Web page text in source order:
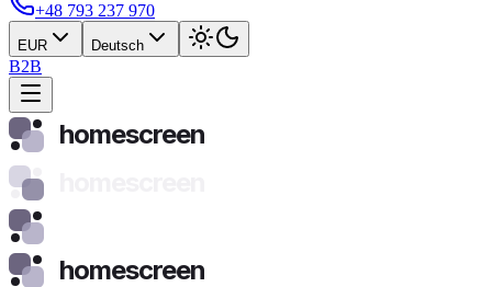
+48 793 237 970
EUR Deutsch
B2B
homescreen
homescreen